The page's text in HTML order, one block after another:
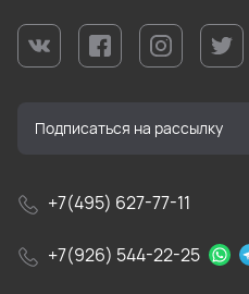
+7(495) 627-77-11
+7(926) 544-22-25